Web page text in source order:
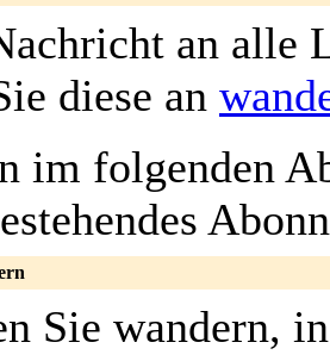
an alle
diese an
im folgenden
Sie wandern,